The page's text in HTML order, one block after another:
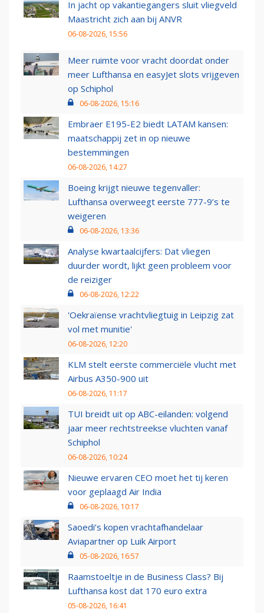
In jacht op vakantiegangers sluit vliegveld
Maastricht zich aan bij ANVR
06-08-2026, 15:56
Meer ruimte voor vracht doordat onder
meer Lufthansa en easyJet slots vrijgeven
op Schiphol
06-08-2026, 15:16
Embraer E195-E2 biedt LATAM kansen:
maatschappij zet in op nieuwe
bestemmingen
06-08-2026, 14:27
Boeing krijgt nieuwe tegenvaller:
Lufthansa overweegt eerste 777-9’s te
weigeren
06-08-2026, 13:36
Analyse kwartaalcijfers: Dat vliegen
duurder wordt, lijkt geen probleem voor
de reiziger
06-08-2026, 12:22
'Oekraïense vrachtvliegtuig in Leipzig zat
vol met munitie'
06-08-2026, 12:20
KLM stelt eerste commerciële vlucht met
Airbus A350-900 uit
06-08-2026, 11:17
TUI breidt uit op ABC-eilanden: volgend
jaar meer rechtstreekse vluchten vanaf
Schiphol
06-08-2026, 10:24
Nieuwe ervaren CEO moet het tij keren
voor geplaagd Air India
06-08-2026, 10:17
Saoedi’s kopen vrachtafhandelaar
Aviapartner op Luik Airport
05-08-2026, 16:57
Raamstoeltje in de Business Class? Bij
Lufthansa kost dat 170 euro extra
05-08-2026, 16:41